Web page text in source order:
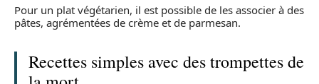
Pour un plat végétarien, il est possible de les associer à des
pâtes, agrémentées de crème et de parmesan.
Recettes simples avec des trompettes de